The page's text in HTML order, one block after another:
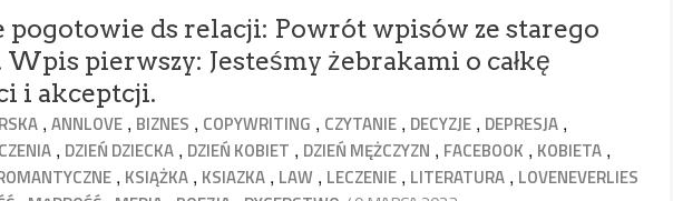
pogotowie ds relacji: Powrót wpisów ze starego
Wpis pierwszy: Jesteśmy żebrakami o całkę
i akceptcji.
,ANNLOVE , BIZNES , COPYWRITING , CZYTANIE , DECYZJE , DEPRESJA ,
, DZIEŃ DZIECKA , DZIEŃ KOBIET , DZIEŃ MĘŻCZYZN , FACEBOOK , KOBIETA ,
, KSIĄŻKA , KSIAZKA , LAW , LECZENIE , LITERATURA , LOVENEVERLIES